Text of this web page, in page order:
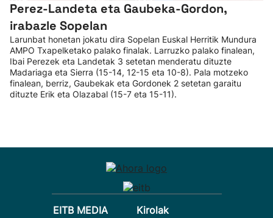
Perez-Landeta eta Gaubeka-Gordon,
irabazle Sopelan
Larunbat honetan jokatu dira Sopelan Euskal Herritik Mundura
AMPO Txapelketako palako finalak. Larruzko palako finalean,
Ibai Perezek eta Landetak 3 setetan menderatu dituzte
Madariaga eta Sierra (15-14, 12-15 eta 10-8). Pala motzeko
finalean, berriz, Gaubekak eta Gordonek 2 setetan garaitu
dituzte Erik eta Olazabal (15-7 eta 15-11).
EITB MEDIA Kirolak